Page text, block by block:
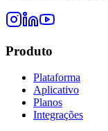
Produto
Plataforma
Aplicativo
Planos
Integrações